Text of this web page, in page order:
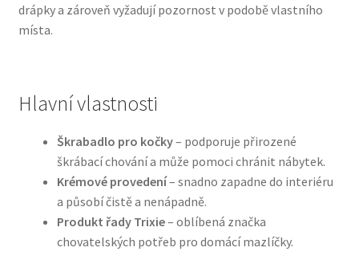
Brit pro psy
Natural Trainer pro psy — Italské krmivo s
Happy Dog — Německá kvalita a přirozené složení
Hill’s pro psy
drápky a zároveň vyžadují pozornost v podobě vlastního
místa.
Hlavní vlastnosti
Škrabadlo pro kočky– podporuje přirozené
škrábací chování a může pomoci chránit nábytek.
Krémové provedení– snadno zapadne do interiéru
a působí čistě a nenápadně.
Produkt řady Trixie– oblíbená značka
chovatelských potřeb pro domácí mazlíčky.